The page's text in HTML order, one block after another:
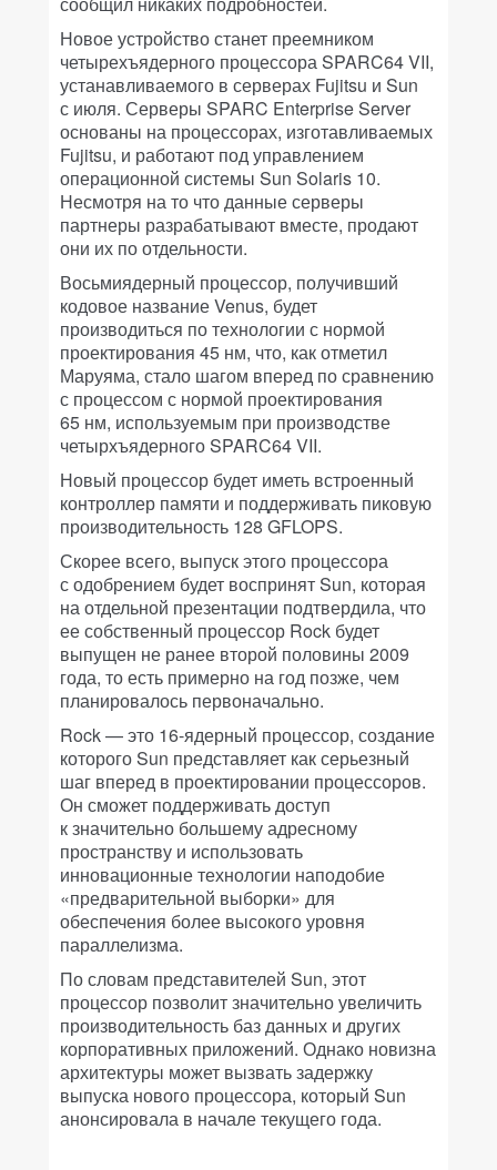
Новое устройство станет преемником
четырехъядерного процессора SPARC64 VII,
устанавливаемого в серверах Fujitsu и Sun
с июля. Серверы SPARC Enterprise Server
основаны на процессорах, изготавливаемых
Fujitsu, и работают под управлением
операционной системы Sun Solaris 10.
Несмотря на то что данные серверы
партнеры разрабатывают вместе, продают
они их по отдельности.
Восьмиядерный процессор, получивший
кодовое название Venus, будет
производиться по технологии с нормой
проектирования 45 нм, что, как отметил
Маруяма, стало шагом вперед по сравнению
с процессом с нормой проектирования
65 нм, используемым при производстве
четырхъядерного SPARC64 VII.
Новый процессор будет иметь встроенный
контроллер памяти и поддерживать пиковую
производительность 128 GFLOPS.
Скорее всего, выпуск этого процессора
с одобрением будет воспринят Sun, которая
на отдельной презентации подтвердила, что
ее собственный процессор Rock будет
выпущен не ранее второй половины 2009
года, то есть примерно на год позже, чем
планировалось первоначально.
Rock — это 16-ядерный процессор, создание
которого Sun представляет как серьезный
шаг вперед в проектировании процессоров.
Он сможет поддерживать доступ
к значительно большему адресному
пространству и использовать
инновационные технологии наподобие
«предварительной выборки» для
обеспечения более высокого уровня
параллелизма.
По словам представителей Sun, этот
процессор позволит значительно увеличить
производительность баз данных и других
корпоративных приложений. Однако новизна
архитектуры может вызвать задержку
выпуска нового процессора, который Sun
анонсировала в начале текущего года.